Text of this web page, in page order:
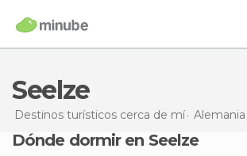
Seelze
Destinos turísticos cerca de mí Alemania
Dónde dormir en Seelze